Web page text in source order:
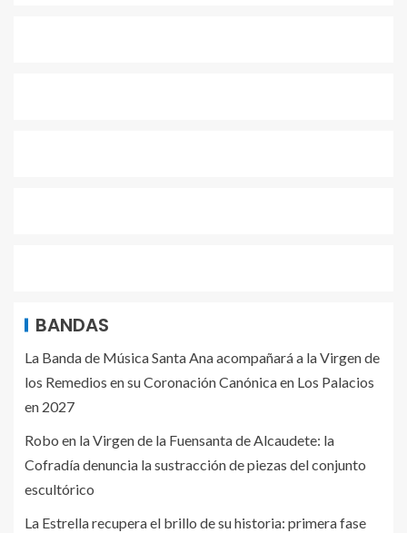
BANDAS
La Banda de Música Santa Ana acompañará a la Virgen de
los Remedios en su Coronación Canónica en Los Palacios
en 2027
Robo en la Virgen de la Fuensanta de Alcaudete: la
Cofradía denuncia la sustracción de piezas del conjunto
escultórico
La Estrella recupera el brillo de su historia: primera fase